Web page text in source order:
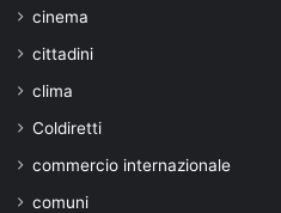
cinema
cittadini
clima
Coldiretti
commercio internazionale
comuni